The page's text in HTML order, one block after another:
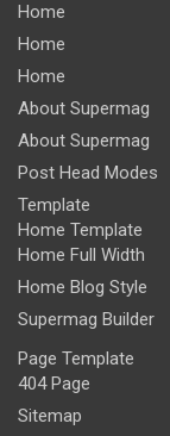
Home
Home
Home
About Supermag
About Supermag
Post Head Modes
Template
Home Template
Home Full Width
Home Blog Style
Supermag Builder
Page Template
404 Page
Sitemap